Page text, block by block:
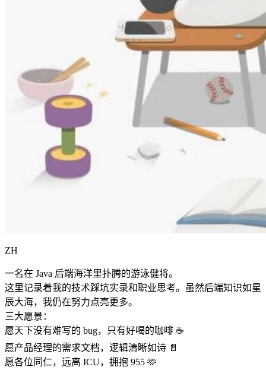
ZH
一名在 Java 后端海洋里扑腾的游泳健将。
这里记录着我的技术踩坑实录和职业思考。虽然后端知识如星
辰大海，我仍在努力点亮更多。
三大愿景：
愿天下没有难写的 bug，只有好喝的咖啡 ☕️
愿产品经理的需求文档，逻辑清晰如诗 📄
愿各位同仁，远离 ICU，拥抱 955 🫶